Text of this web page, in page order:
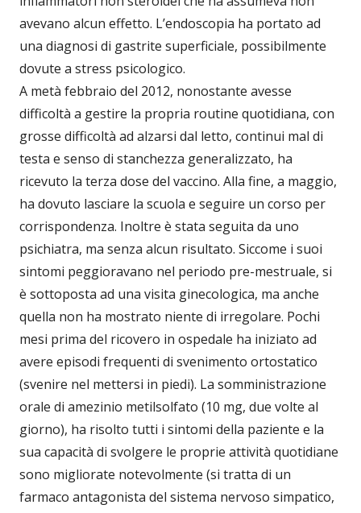
avevano alcun effetto. L’endoscopia ha portato ad
una diagnosi di gastrite superficiale, possibilmente
dovute a stress psicologico.
A metà febbraio del 2012, nonostante avesse
difficoltà a gestire la propria routine quotidiana, con
grosse difficoltà ad alzarsi dal letto, continui mal di
testa e senso di stanchezza generalizzato, ha
ricevuto la terza dose del vaccino. Alla fine, a maggio,
ha dovuto lasciare la scuola e seguire un corso per
corrispondenza. Inoltre è stata seguita da uno
psichiatra, ma senza alcun risultato. Siccome i suoi
sintomi peggioravano nel periodo pre-mestruale, si
è sottoposta ad una visita ginecologica, ma anche
quella non ha mostrato niente di irregolare. Pochi
mesi prima del ricovero in ospedale ha iniziato ad
avere episodi frequenti di svenimento ortostatico
(svenire nel mettersi in piedi). La somministrazione
orale di amezinio metilsolfato (10 mg, due volte al
giorno), ha risolto tutti i sintomi della paziente e la
sua capacità di svolgere le proprie attività quotidiane
sono migliorate notevolmente (si tratta di un
farmaco antagonista del sistema nervoso simpatico,